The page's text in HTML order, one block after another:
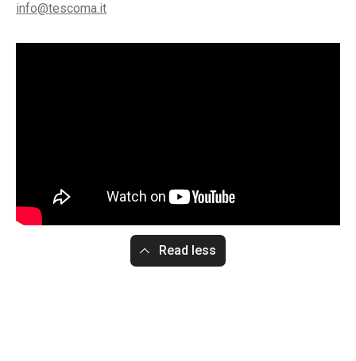
info@tescoma.it
Read less